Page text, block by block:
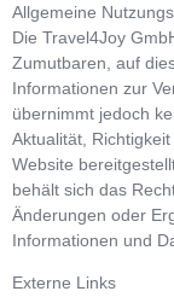
Allgemeine
Die Travel4Joy
Zumutbaren, auf
Informationen zur
übernimmt jedoch
Aktualität,
Website
behält sich das
Änderungen oder
Informationen und
Externe Links